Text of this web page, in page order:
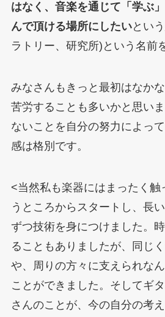
はなく、音楽を通じて「学ぶ
んで頂ける場所にしたいとい
ラトリー、研究所)という名前
みなさんもきっと最初はなか
苦労することも多いかと思い
ないことを自分の努力によっ
感は格別です。
<当然私も楽器にはまったく触
うところからスタートし、長
ずつ技術を身につけました。
ることもありましたが、同じ
や、周りの方々に支えられな
ことができました。そしてギ
さんのことが、今の自分の考